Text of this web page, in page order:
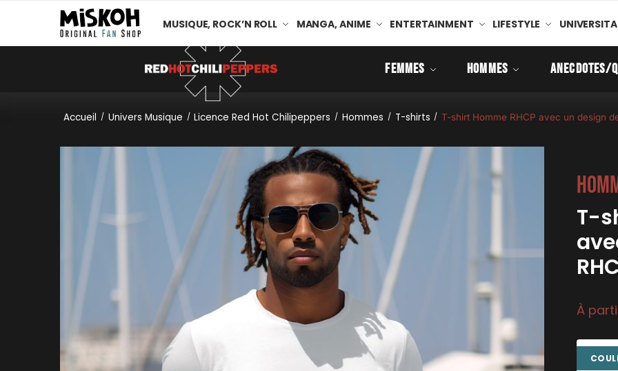
MUSIQUE, ROCK’N ROLL MANGA, ANIME ENTERTAINMENT LIFESTYLE
FEMMES HOMMES ANECDOTES/
Accueil / Univers Musique / Licence Red Hot Chilipeppers / Hommes / T-shirts / T-shirt Homme RHCP avec un design
T-
À